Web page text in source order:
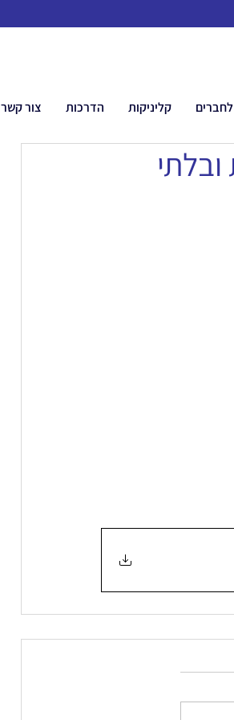
קליניקות הדרכות צור קשר